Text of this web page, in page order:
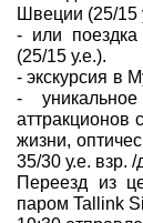
Швеции (25/15
- или
(25/15 у.е.).
- экскурсия в
-
аттракционов
жизни,
35/30 у.е. взр. /
Переезд из
паром Tallink